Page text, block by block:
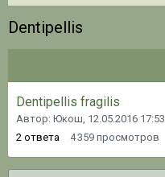
Dentipellis
Dentipellis fragilis
Автор: Юкош, 12.05.2016 17:53
2 ответа 4 359 просмотров